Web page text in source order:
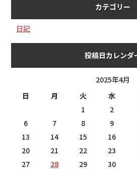
カテゴリー
日記
投稿日カレンダ
2025年4月
日
月 火 水
1
2
6
7 8 9
13
14 15 16
20
21 22 23
27
28 29 30